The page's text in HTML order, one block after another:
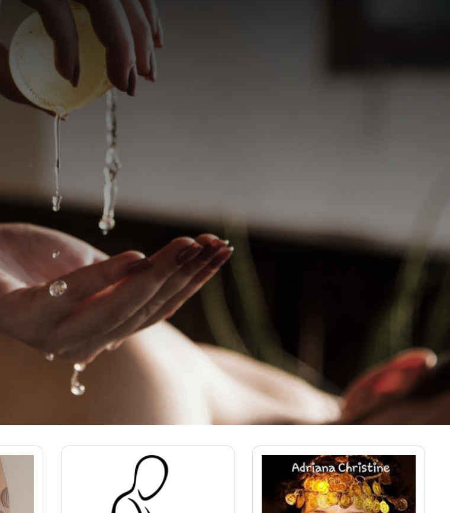
Alicia Regina
Delicada massagista (adoro orientais), faço
massagem clássica, bem feita, com
agradável conversa se estiver sentindo-se
WhatsApp
Santo André, São Paulo - SP
Dany
Zona Norte Tucuruvi. Trabalho com vários